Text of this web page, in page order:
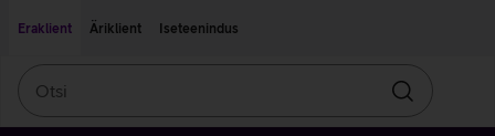
Eraklient
Äriklient Iseteenindus
Otsin